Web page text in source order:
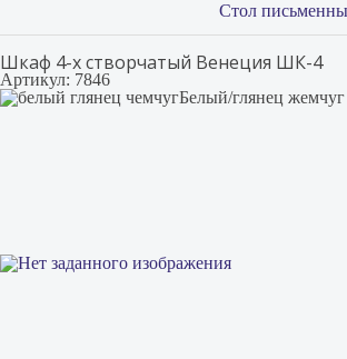
Стол
Шкаф 4-х створчатый Венеция ШК-4
Артикул: 7846
Белый/глянец жемчуг